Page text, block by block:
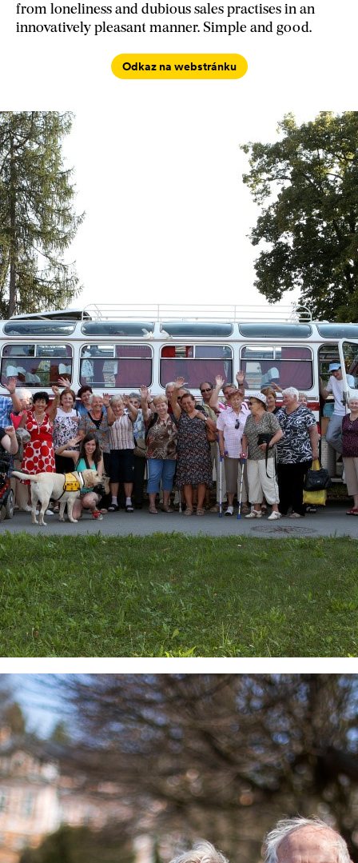
from loneliness and dubious sales practises in an
innovatively pleasant manner. Simple and good.
Odkaz na webstránku